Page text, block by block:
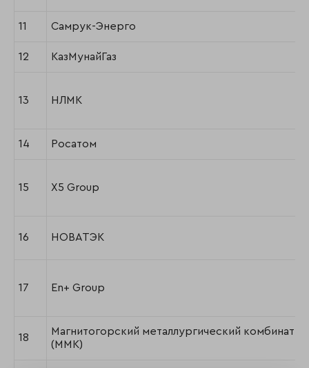
11 Самрук-Энерго
12 КазМунайГаз
13 НЛМК
14 Росатом
15 X5 Group
16 НОВАТЭК
17 En+ Group
18
Магнитогорский металлургический комбинат
(ММК)